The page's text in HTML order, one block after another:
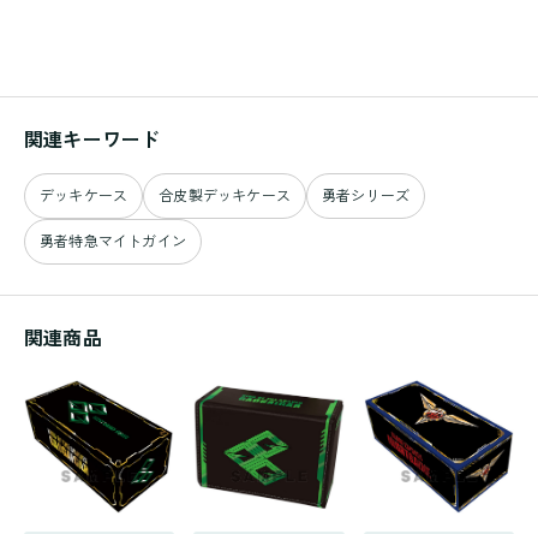
関連キーワード
デッキケース 合皮製デッキケース 勇者シリーズ
勇者特急マイトガイン
関連商品